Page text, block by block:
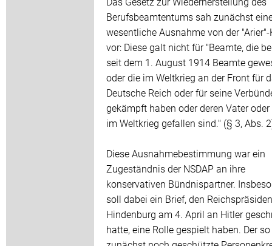
Berufsbeamtentums sah zunächst
wesentliche Ausnahme von der
vor: Diese galt nicht für "Beamte, die
seit dem 1. August 1914 Beamte
oder die im Weltkrieg an der Front für
Deutsche Reich oder für seine
gekämpft haben oder deren Vater oder
im Weltkrieg gefallen sind." (§ 3, Abs.
Diese Ausnahmebestimmung war ein
Zugeständnis der NSDAP an ihre
konservativen Bündnispartner.
soll dabei ein Brief, den
Hindenburg am 4. April an Hitler
hatte, eine Rolle gespielt haben. Der so